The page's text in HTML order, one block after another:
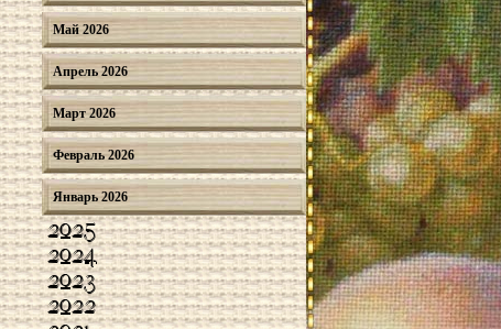
Май 2026
Апрель 2026
Март 2026
Февраль 2026
Январь 2026
2025
2024
2023
2022